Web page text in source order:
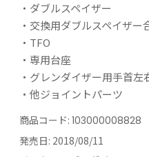
・ダブルスペイザー
・交換用ダブルスペイザー
・TFO
・専用台座
・グレンダイザー用手首左
・他ジョイントパーツ
商品コード: 103000008828
発売日: 2018/08/11